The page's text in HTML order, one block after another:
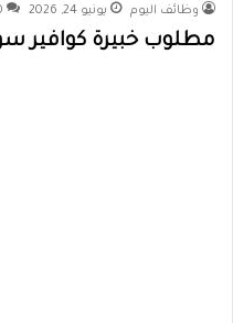
وظائف اليوم يونيو 24, 2026
مطلوب خبيرة كوافير